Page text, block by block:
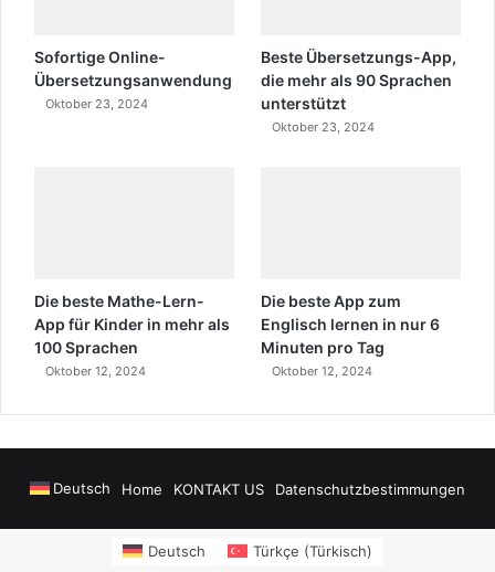
Sofortige Online-
Übersetzungsanwendung
Oktober 23, 2024
Beste Übersetzungs-App,
die mehr als 90 Sprachen
unterstützt
Oktober 23, 2024
Die beste Mathe-Lern-
App für Kinder in mehr als
100 Sprachen
Oktober 12, 2024
Die beste App zum
Englisch lernen in nur 6
Minuten pro Tag
Oktober 12, 2024
Deutsch Home KONTAKT US Datenschutzbestimmungen
Deutsch Türkçe (Türkisch)